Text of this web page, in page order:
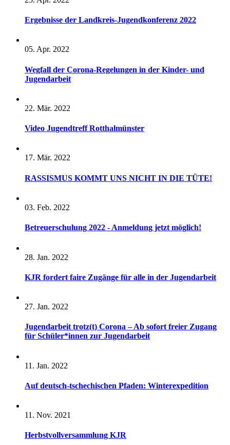
Ergebnisse der Landkreis-Jugendkonferenz 2022
05. Apr. 2022
Wegfall der Corona-Regelungen in der Kinder- und
Jugendarbeit
22. Mär. 2022
Video Jugendtreff Rotthalmünster
17. Mär. 2022
RASSISMUS KOMMT UNS NICHT IN DIE TÜTE!
03. Feb. 2022
Betreuerschulung 2022 - Anmeldung jetzt möglich!
28. Jan. 2022
KJR fordert faire Zugänge für alle in der Jugendarbeit
27. Jan. 2022
Jugendarbeit trotz(t) Corona – Ab sofort freier Zugang
für Schüler*innen zur Jugendarbeit
11. Jan. 2022
Auf deutsch-tschechischen Pfaden: Winterexpedition
11. Nov. 2021
Herbstvollversammlung KJR